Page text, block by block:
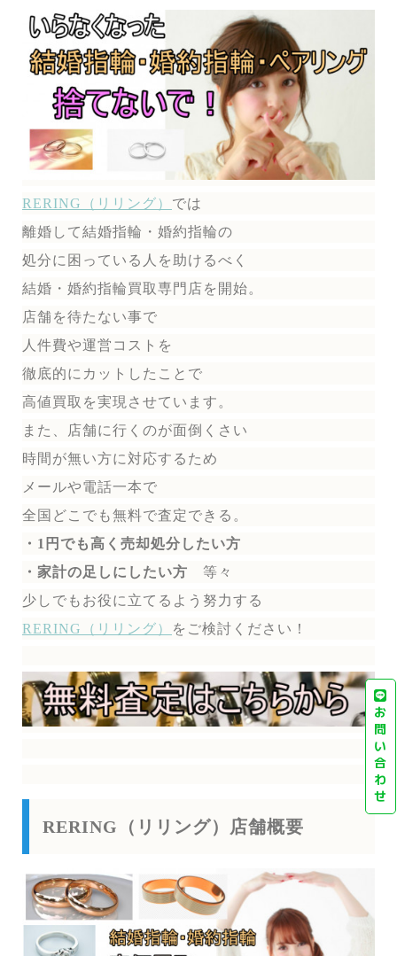
RERING（リリング） では
離婚して結婚指輪・婚約指輪の
処分に困っている人を助けるべく
結婚・婚約指輪買取専門店を開始。
店舗を待たない事で
人件費や運営コストを
徹底的にカットしたことで
高値買取を実現させています。
また、店舗に行くのが面倒くさい
時間が無い方に対応するため
メールや電話一本で
全国どこでも無料で査定できる。
・1円でも高く売却処分したい方
・家計の足しにしたい方 等々
少しでもお役に立てるよう努力する
RERING（リリング）
を ご検討ください！
RERING（リリング）店舗概要
お
問
い
合
わ
せ